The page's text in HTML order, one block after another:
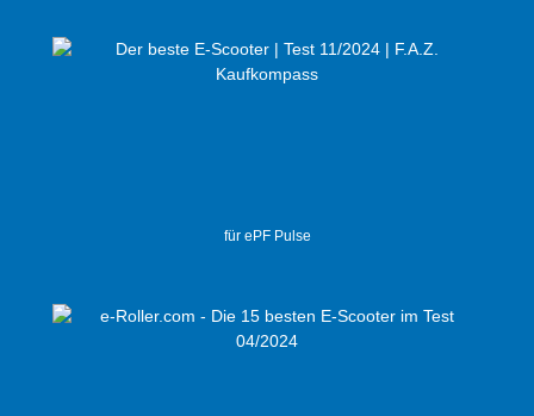
für ePF Pulse